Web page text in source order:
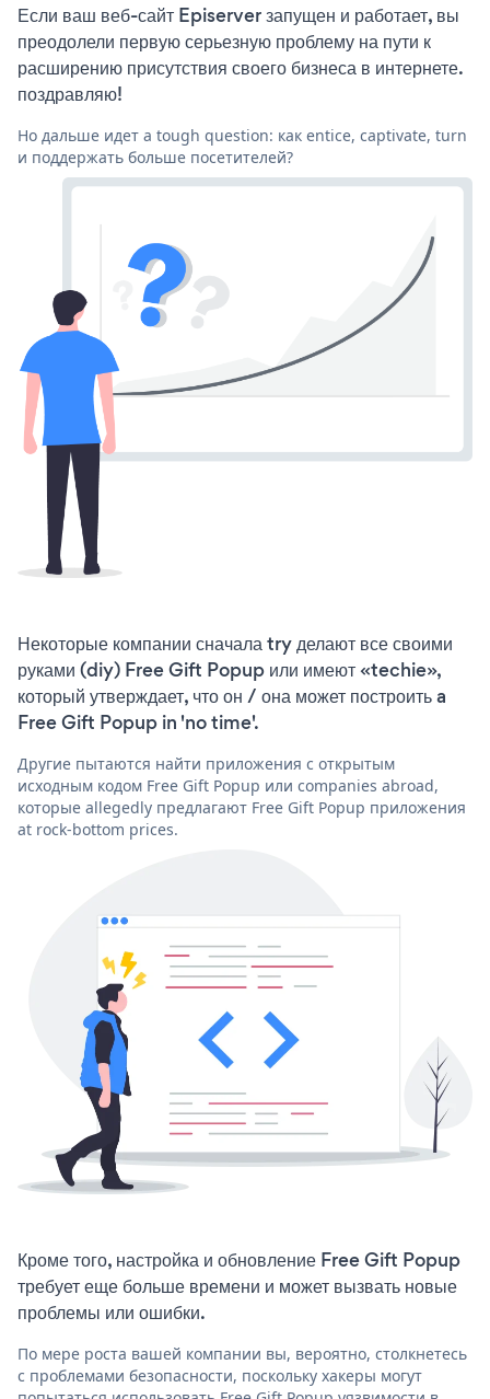
Если ваш веб-сайт Episerver запущен и работает, вы
преодолели первую серьезную проблему на пути к
расширению присутствия своего бизнеса в интернете.
поздравляю!
Но дальше идет a tough question: как entice, captivate, turn
и поддержать больше посетителей?
Некоторые компании сначала try делают все своими
руками (diy) Free Gift Popup или имеют «techie»,
который утверждает, что он / она может построить a
Free Gift Popup in 'no time'.
Другие пытаются найти приложения с открытым
исходным кодом Free Gift Popup или companies abroad,
которые allegedly предлагают Free Gift Popup приложения
at rock-bottom prices.
Кроме того, настройка и обновление Free Gift Popup
требует еще больше времени и может вызвать новые
проблемы или ошибки.
По мере роста вашей компании вы, вероятно, столкнетесь
с проблемами безопасности, поскольку хакеры могут